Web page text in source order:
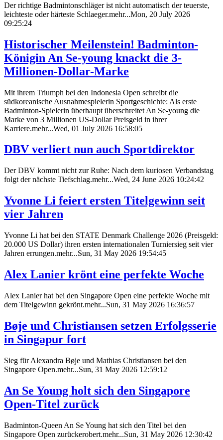
Der richtige Badmintonschläger ist nicht automatisch der teuerste,
leichteste oder härteste Schlaeger.mehr...Mon, 20 July 2026
09:25:24
Historischer Meilenstein! Badminton-
Königin An Se-young knackt die 3-
Millionen-Dollar-Marke
Mit ihrem Triumph bei den Indonesia Open schreibt die
südkoreanische Ausnahmespielerin Sportgeschichte: Als erste
Badminton-Spielerin überhaupt überschreitet An Se-young die
Marke von 3 Millionen US-Dollar Preisgeld in ihrer
Karriere.mehr...Wed, 01 July 2026 16:58:05
DBV verliert nun auch Sportdirektor
Der DBV kommt nicht zur Ruhe: Nach dem kuriosen Verbandstag
folgt der nächste Tiefschlag.mehr...Wed, 24 June 2026 10:24:42
Yvonne Li feiert ersten Titelgewinn seit
vier Jahren
Yvonne Li hat bei den STATE Denmark Challenge 2026 (Preisgeld:
20.000 US Dollar) ihren ersten internationalen Turniersieg seit vier
Jahren errungen.mehr...Sun, 31 May 2026 19:54:45
Alex Lanier krönt eine perfekte Woche
Alex Lanier hat bei den Singapore Open eine perfekte Woche mit
dem Titelgewinn gekrönt.mehr...Sun, 31 May 2026 16:36:57
Bøje und Christiansen setzen Erfolgsserie
in Singapur fort
Sieg für Alexandra Bøje und Mathias Christiansen bei den
Singapore Open.mehr...Sun, 31 May 2026 12:59:12
An Se Young holt sich den Singapore
Open-Titel zurück
Badminton-Queen An Se Young hat sich den Titel bei den
Singapore Open zurückerobert.mehr...Sun, 31 May 2026 12:30:42